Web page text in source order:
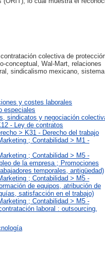
colectiva de
conceptual, Wal-Mart, relaciones
sindicalismo mexicano, sistema
y costes laborales
especiales
sindicatos y negociación
- Ley de contratos
> K31 - Derecho del trabajo
; Contabilidad > M1 -
; Contabilidad > M5 -
de la empresa ; Promociones
temporales, antigüedad)
; Contabilidad > M5 -
de equipos, atribución de
satisfacción en el trabajo)
; Contabilidad > M5 -
laboral : outsourcing,